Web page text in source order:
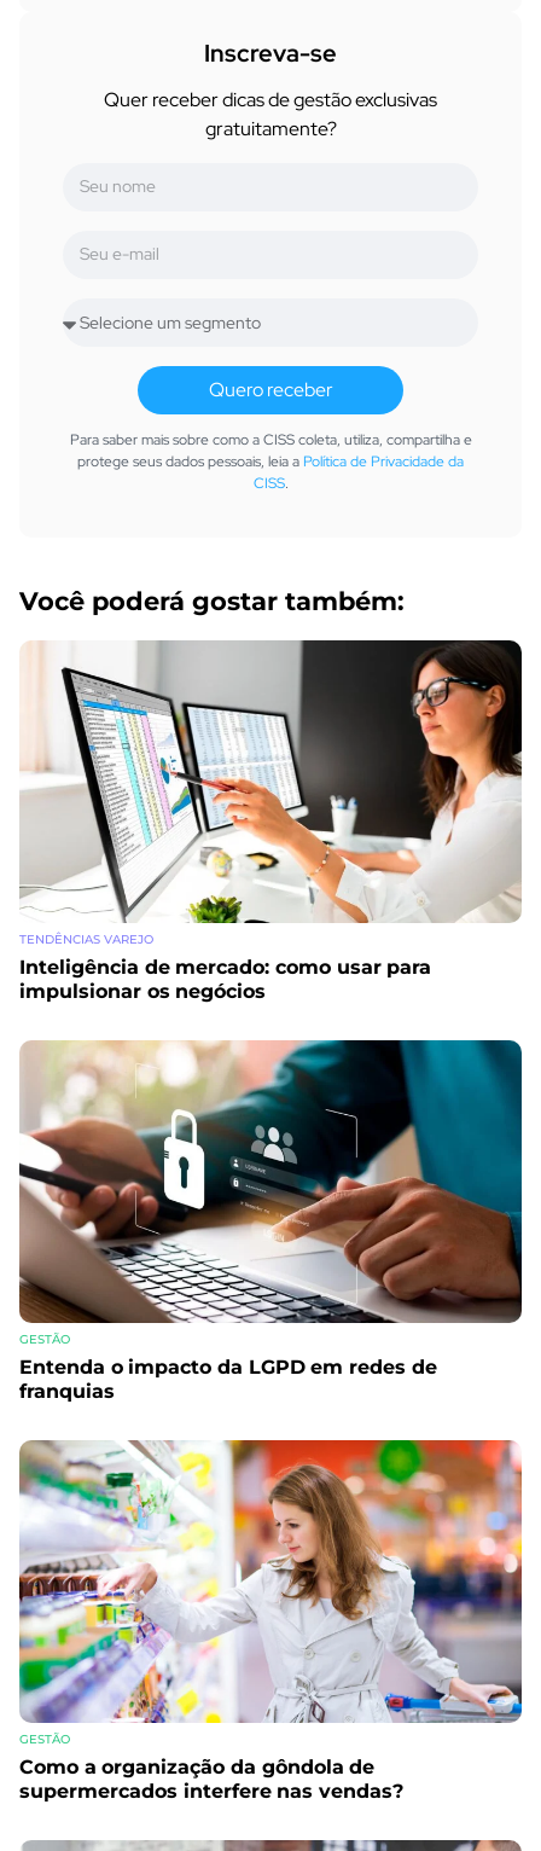
Inscreva-se
Quer receber dicas de gestão exclusivas
gratuitamente?
Quero receber
Para saber mais sobre como a CISS coleta, utiliza, compartilha e
protege seus dados pessoais, leia a Política de Privacidade da
CISS.
Você poderá gostar também:
TENDÊNCIAS VAREJO
Inteligência de mercado: como usar para
impulsionar os negócios
GESTÃO
Entenda o impacto da LGPD em redes de
franquias
GESTÃO
Como a organização da gôndola de
supermercados interfere nas vendas?